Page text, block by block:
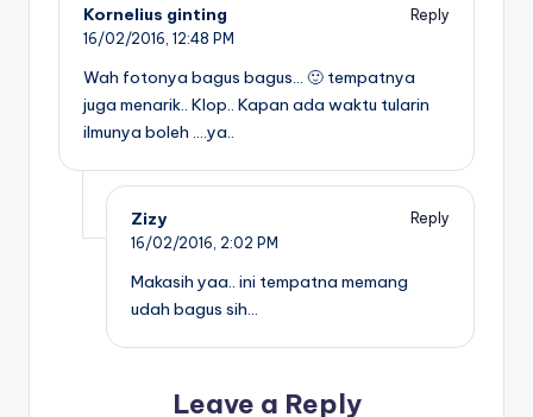
Kornelius ginting
Reply
16/02/2016, 12:48 PM
Wah fotonya bagus bagus… 🙂 tempatnya
juga menarik.. Klop.. Kapan ada waktu tularin
ilmunya boleh ….ya..
Zizy
Reply
16/02/2016, 2:02 PM
Makasih yaa.. ini tempatna memang
udah bagus sih…
Leave a Reply